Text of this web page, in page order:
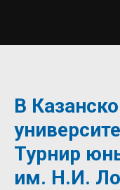
В
Турнир
им. Н.И.